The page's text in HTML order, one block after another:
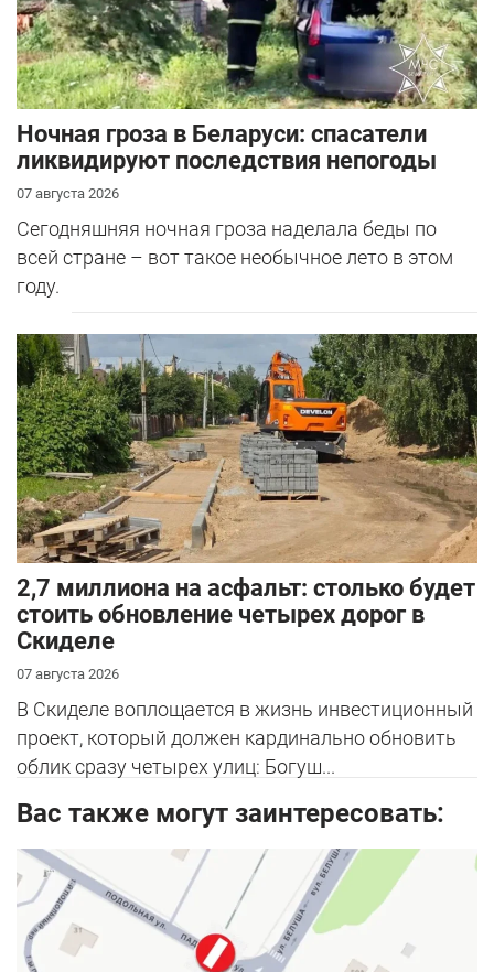
Ночная гроза в Беларуси: спасатели
ликвидируют последствия непогоды
07 августа 2026
Сегодняшняя ночная гроза наделала беды по
всей стране – вот такое необычное лето в этом
году.
2,7 миллиона на асфальт: столько будет
стоить обновление четырех дорог в
Скиделе
07 августа 2026
В Скиделе воплощается в жизнь инвестиционный
проект, который должен кардинально обновить
облик сразу четырех улиц: Богуш...
Вас также могут заинтересовать: